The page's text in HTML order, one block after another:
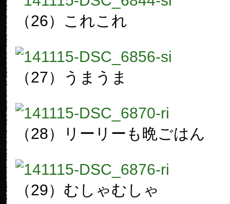
（26）これこれ
（27）うまうま
（28）リーリーも晩ごはん
（29）むしゃむしゃ